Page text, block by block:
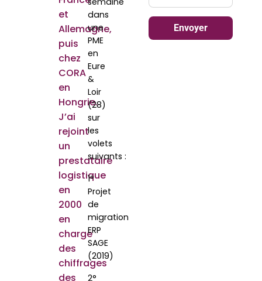
et
Allemagne,
puis
chez
CORA
en
Hongrie.
J’ai
rejoint
un
prestataire
logistique
en
2000
en
charge
des
chiffrages
des
dans
une
PME
en
Eure
&
Loir
(28)
sur
les
volets
suivants :
1°
Projet
de
migration
ERP
SAGE
(2019)
2°
Envoyer